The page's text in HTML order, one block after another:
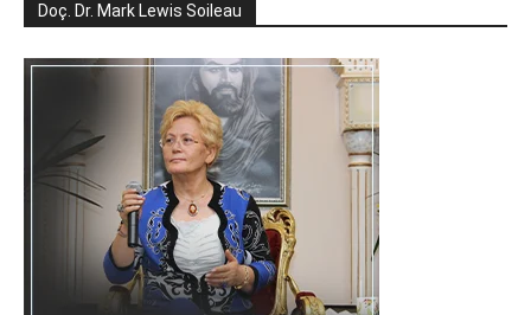
Doç. Dr. Mark Lewis Soileau